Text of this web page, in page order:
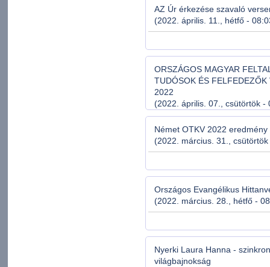
AZ Úr érkezése szavaló
(2022. április. 11., hétfő -
ORSZÁGOS MAGYAR
TUDÓSOK ÉS FELFEDEZŐK
2022
(2022. április. 07., csütörtök -
Német OTKV 2022 eredmény
(2022. március. 31.,
Országos Evangélikus
(2022. március. 28., hétfő -
Nyerki Laura Hanna -
világbajnokság